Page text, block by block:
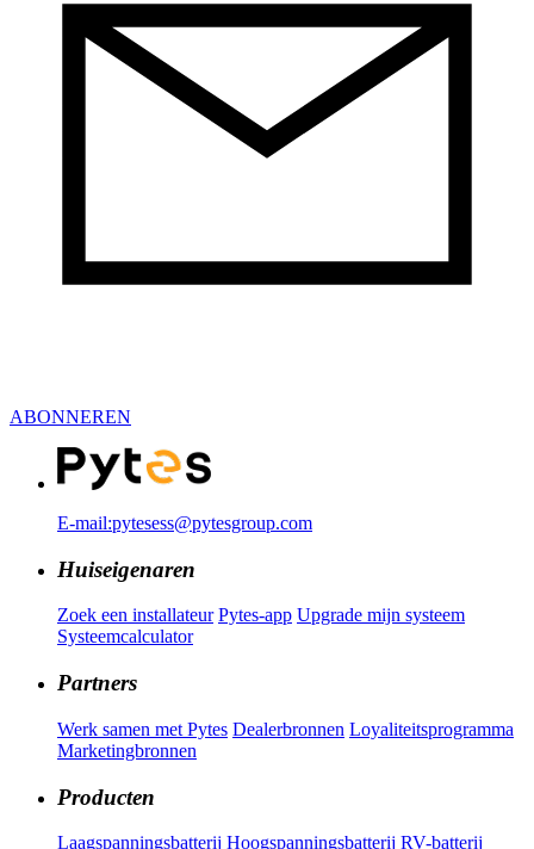
ABONNEREN
E-mail:pytesess@pytesgroup.com
Huiseigenaren
Zoek een installateur Pytes-app Upgrade mijn systeem
Systeemcalculator
Partners
Werk samen met Pytes Dealerbronnen Loyaliteitsprogramma
Marketingbronnen
Producten
Laagspanningsbatterij Hoogspanningsbatterij RV-batterij